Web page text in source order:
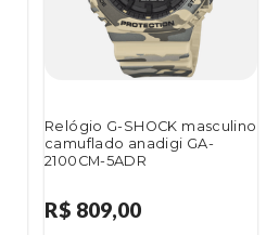
Relógio G-SHOCK masculino
camuflado anadigi GA-
2100CM-5ADR
R$ 809,00